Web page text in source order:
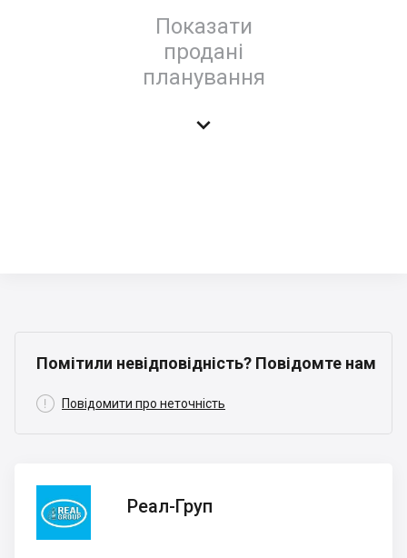
Показати
продані
планування

Помітили невідповідність? Повідомте нам
 Повідомити про неточність
Груп
Реал-Груп